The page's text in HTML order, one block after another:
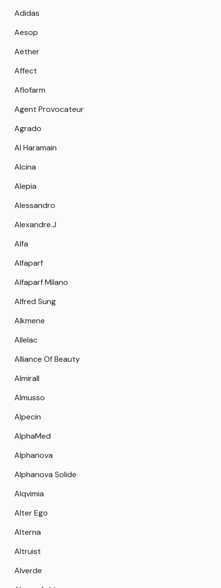
Adidas
Aesop
Aether
Affect
Aflofarm
Agent Provocateur
Agrado
Al Haramain
Alcina
Alepia
Alessandro
Alexandre.J
Alfa
Alfaparf
Alfaparf Milano
Alfred Sung
Alkmene
Allelac
Alliance Of Beauty
Almirall
Almusso
Alpecin
AlphaMed
Alphanova
Alphanova Solide
Alqvimia
Alter Ego
Alterna
Altruist
Alverde